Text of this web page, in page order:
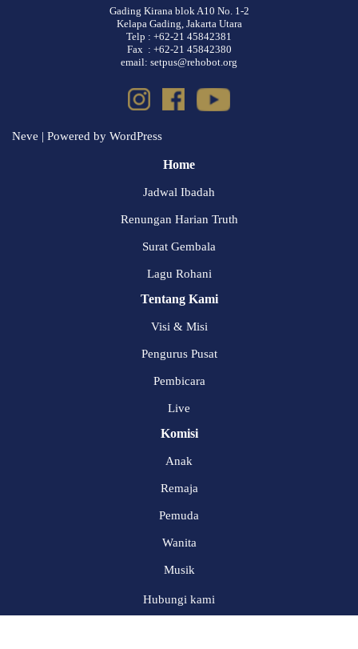
Gading Kirana blok A10 No. 1-2
Kelapa Gading, Jakarta Utara
Telp : +62-21 45842381
Fax : +62-21 45842380
email: setpus@rehobot.org
Neve | Powered by WordPress
Home
Jadwal Ibadah
Renungan Harian Truth
Surat Gembala
Lagu Rohani
Tentang Kami
Visi & Misi
Pengurus Pusat
Pembicara
Live
Komisi
Anak
Remaja
Pemuda
Wanita
Musik
Hubungi kami